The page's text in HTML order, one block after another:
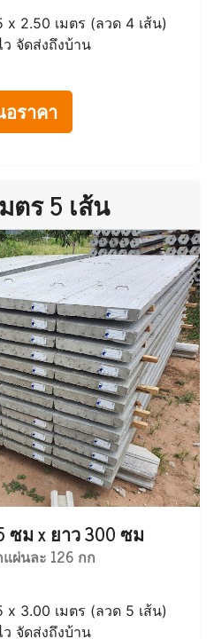
2.50 เมตร (ลวด 4 เส้น)
จัดส่งถึงบ้าน
ราคา
ตร 5 เส้น
ซม x ยาว 300 ซม
ผ่นละ 126 กก
3.00 เมตร (ลวด 5 เส้น)
จัดส่งถึงบ้าน